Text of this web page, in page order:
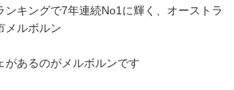
ンキングで7年連続No1に輝く、オーストラ
メルボルン
があるのがメルボルンです